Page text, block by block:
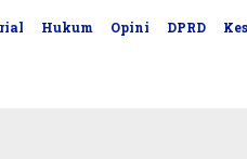
Hukum Opini DPRD